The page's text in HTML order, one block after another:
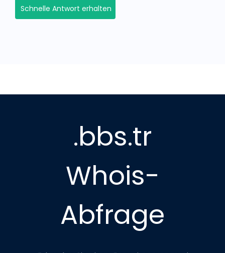
Schnelle Antwort erhalten
.bbs.tr
Whois-
Abfrage